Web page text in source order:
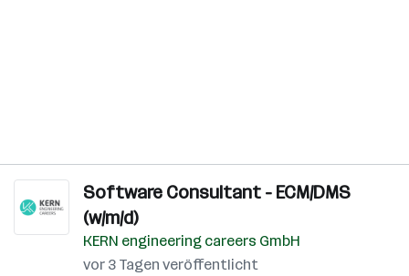
Software Consultant - ECM/DMS
(w/m/d)
KERN engineering careers GmbH
vor 3 Tagen veröffentlicht